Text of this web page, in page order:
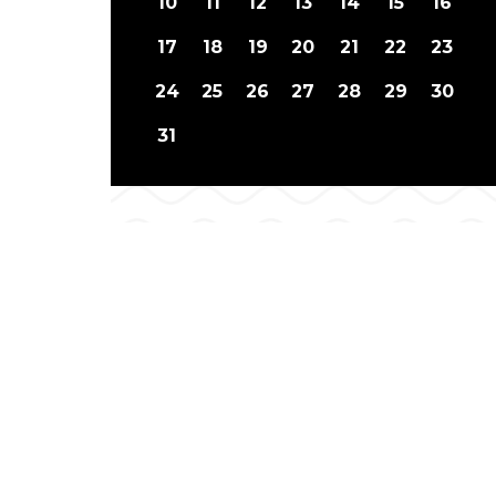
17 18 19 20 21 22 23
24 25 26 27 28 29 30
31